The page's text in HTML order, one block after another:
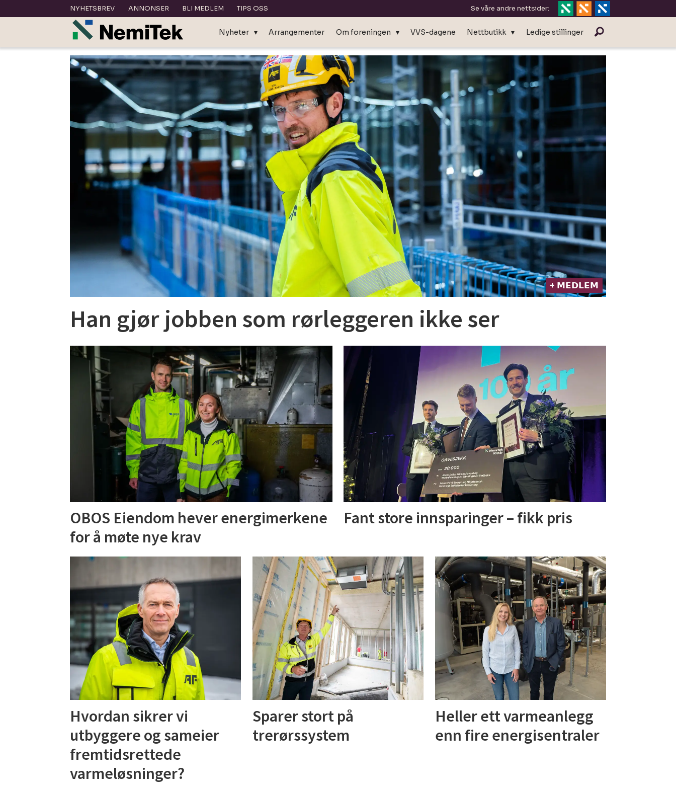
NYHETSBREV ANNONSER BLI MEDLEM TIPS OSS Se våre andre nettsider:
Nyheter Arrangementer Om foreningen VVS-dagene Nettbutikk Ledige stillinger
miljøteknikk
+ 𝗠𝗘𝗗𝗟𝗘𝗠
Han gjør jobben som rørleggeren ikke ser
OBOS Eiendom hever energimerkene
for å møte nye krav
Fant store innsparinger – fikk pris
Hvordan sikrer vi
utbyggere og sameier
fremtidsrettede
varmeløsninger?
Sparer stort på
trerørssystem
Heller ett varmeanlegg
enn fire energisentraler